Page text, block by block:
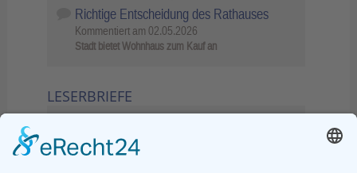
Richtige Entscheidung des Rathauses
Kommentiert am 02.05.2026
Stadt bietet Wohnhaus zum Kauf an
LESERBRIEFE
Sperrung B455: Kleiner
Grenzverkehr statt weite Wege